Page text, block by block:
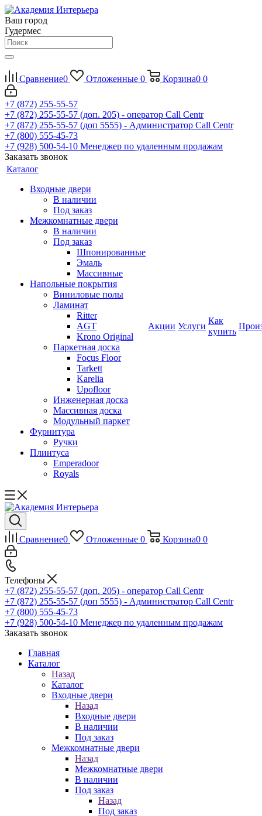
Ваш город
Гудермес
Сравнение0 Отложенные 0 Корзина0 0
+7 (872) 255-55-57
+7 (872) 255-55-57 (доп. 205) - оператор Call Centr
+7 (872) 255-55-57 (доп 5555) - Администратор Call Centr
+7 (800) 555-45-73
+7 (928) 500-54-10 Менеджер по удаленным продажам
Заказать звонок
Каталог
Входные двери
В наличии
Под заказ
Межкомнатные двери
В наличии
Под заказ
Шпонированные
Эмаль
Массивные
Напольные покрытия
Виниловые полы
Ламинат
Ritter
AGT
Krono Original
Паркетная доска
Focus Floor
Tarkett
Karelia
Upofloor
Инженерная доска
Массивная доска
Модульный паркет
Фурнитура
Ручки
Плинтуса
Emperadoor
Royals
Акции Услуги
Как
купить
Сравнение0 Отложенные 0 Корзина0 0
Телефоны
+7 (872) 255-55-57 (доп. 205) - оператор Call Centr
+7 (872) 255-55-57 (доп 5555) - Администратор Call Centr
+7 (800) 555-45-73
+7 (928) 500-54-10 Менеджер по удаленным продажам
Заказать звонок
Главная
Каталог
Назад
Каталог
Входные двери
Назад
Входные двери
В наличии
Под заказ
Межкомнатные двери
Назад
Межкомнатные двери
В наличии
Под заказ
Назад
Под заказ